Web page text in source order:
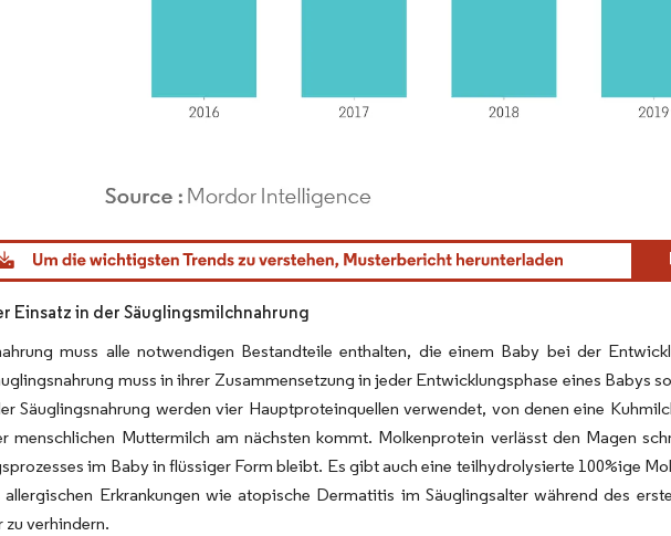
Intelligence. Wiederverwendung erfordert Namensnennung gemäß CC BY 4.0.
Einsatz in der Säuglingsmilchnahrung
muss alle notwendigen Bestandteile enthalten, die einem Baby bei der
muss in ihrer Zusammensetzung in jeder Entwicklungsphase eines Babys
Säuglingsnahrung werden vier Hauptproteinquellen verwendet, von denen eine
menschlichen Muttermilch am nächsten kommt. Molkenprotein verlässt den Magen
im Baby in flüssiger Form bleibt. Es gibt auch eine teilhydrolysierte 100%ige
allergischen Erkrankungen wie atopische Dermatitis im Säuglingsalter während des
zu verhindern.